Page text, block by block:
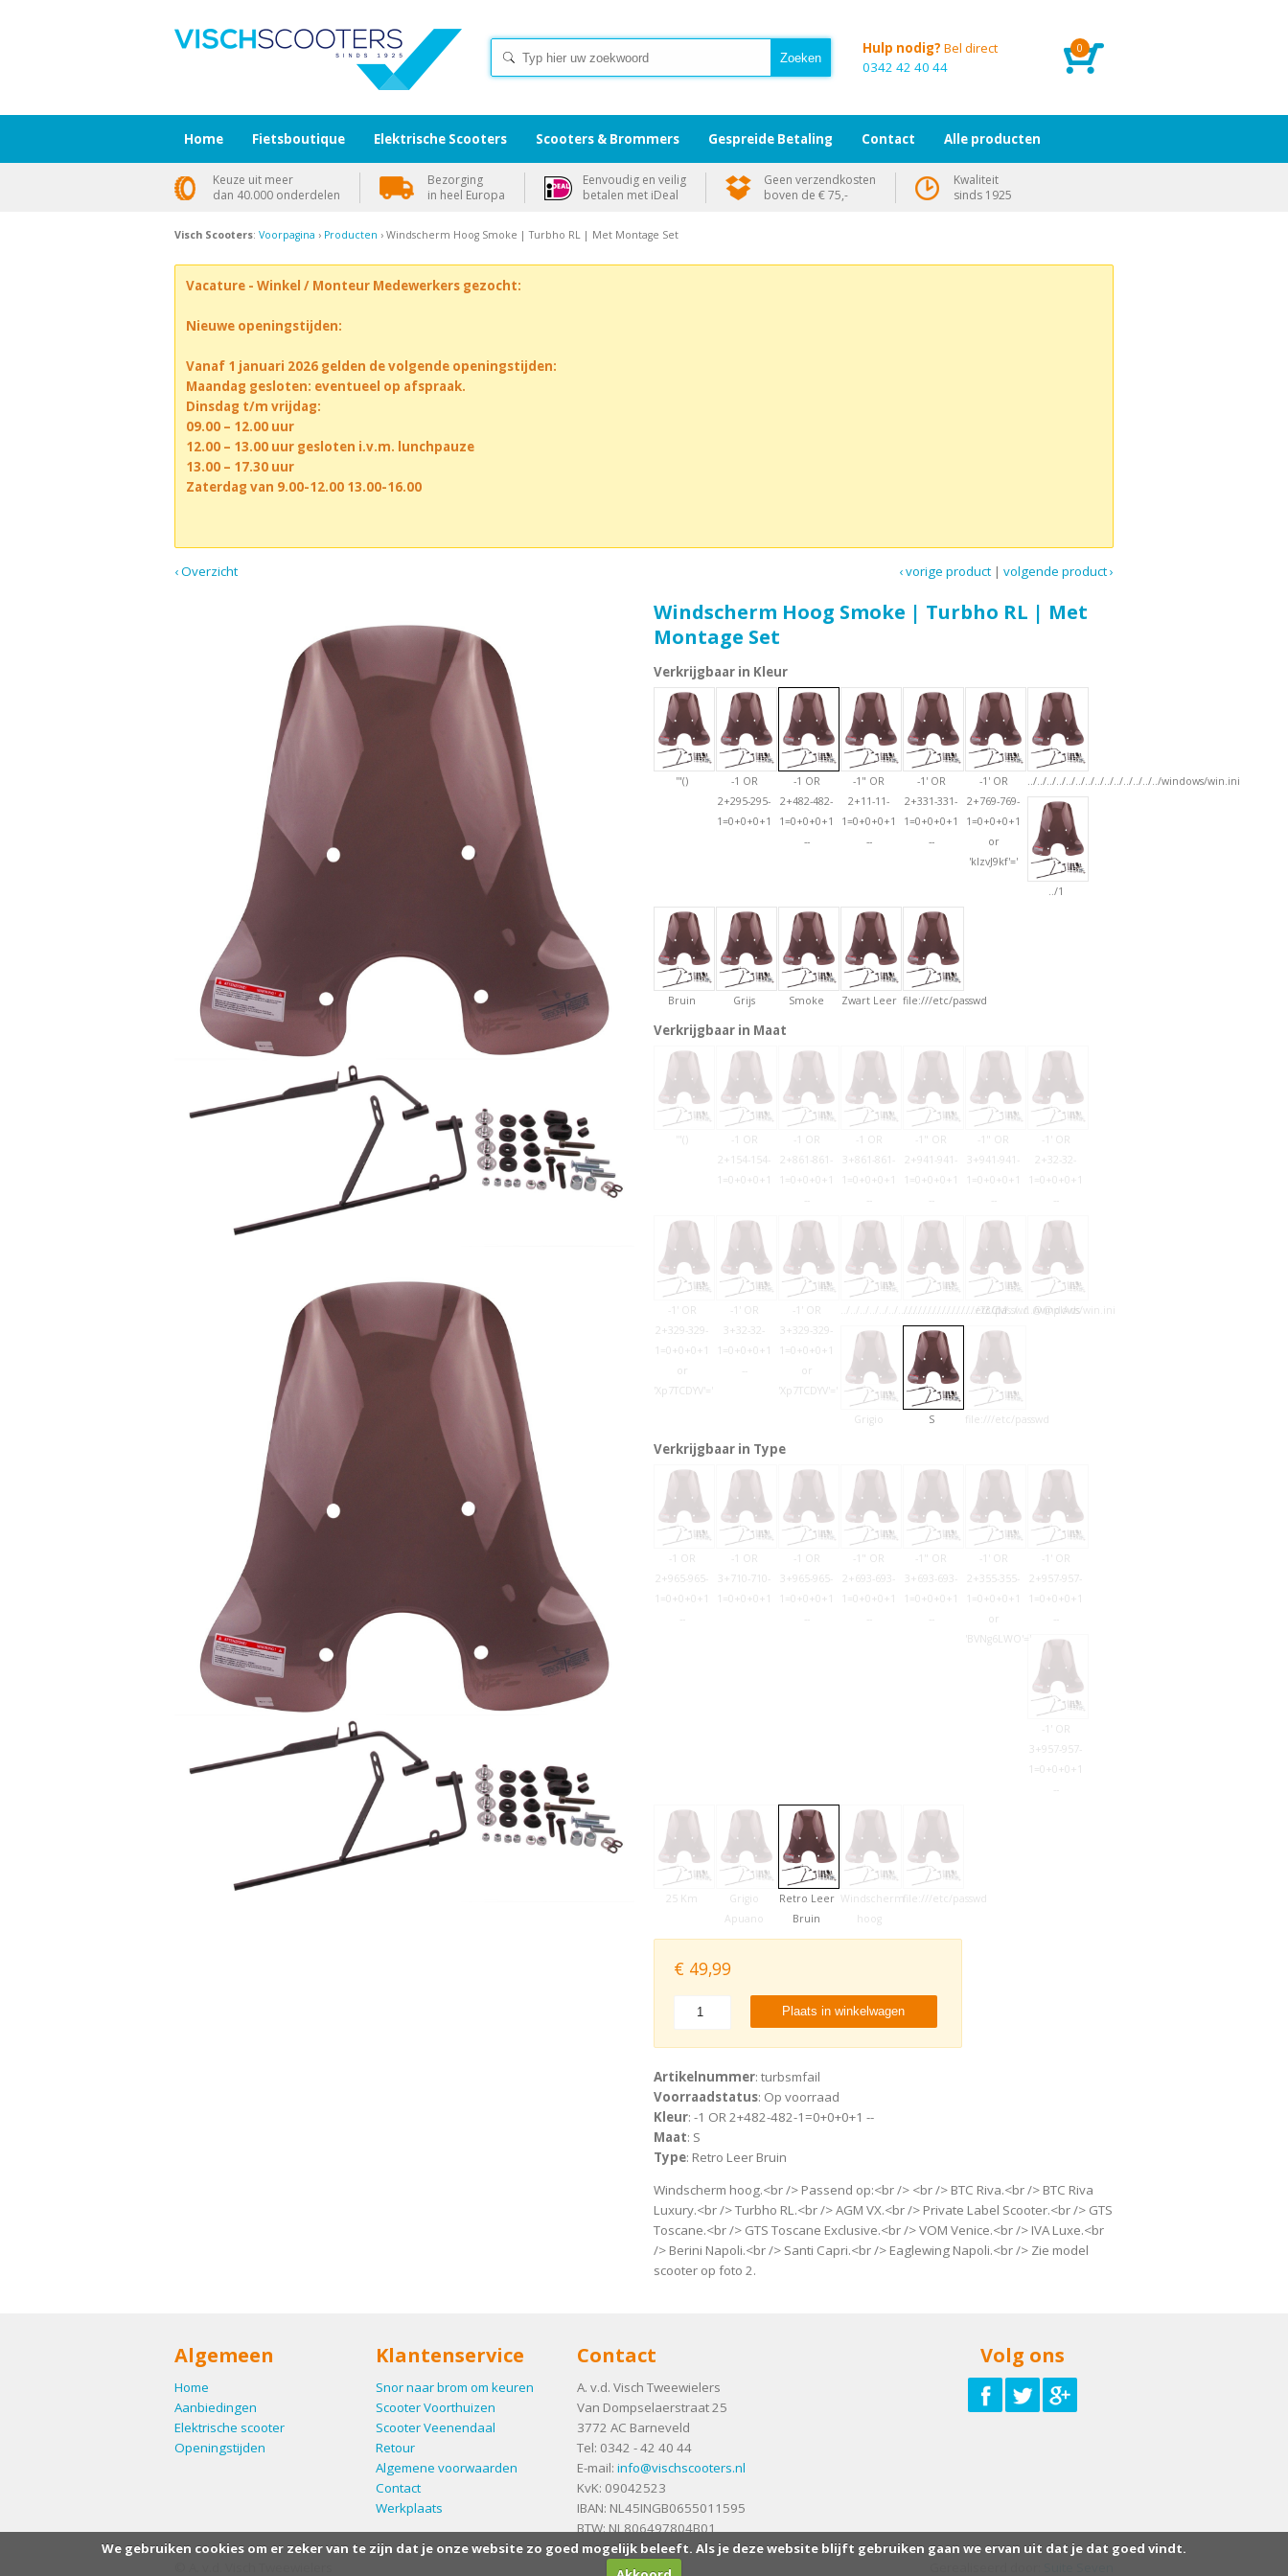
0
Hulp nodig? Bel direct
0342 42 40 44
Visch Scooters: Voorpagina › Producten › Windscherm Hoog Smoke | Turbho RL | Met Montage Set
Vacature - Winkel / Monteur Medewerkers gezocht:
Nieuwe openingstijden:
Vanaf 1 januari 2026 gelden de volgende openingstijden:
Maandag gesloten: eventueel op afspraak.
Dinsdag t/m vrijdag:
09.00 – 12.00 uur
12.00 – 13.00 uur gesloten i.v.m. lunchpauze
13.00 – 17.30 uur
Zaterdag van 9.00-12.00 13.00-16.00
‹ Overzicht volgende product ›
|
‹ vorige product
Windscherm Hoog Smoke | Turbho RL | Met
Montage Set
Verkrijgbaar in Kleur
'"()
-1 OR
2+295-295-
1=0+0+0+1
-1 OR
2+482-482-
1=0+0+0+1
--
-1" OR
2+11-11-
1=0+0+0+1
--
-1' OR
2+331-331-
1=0+0+0+1
--
-1' OR
2+769-769-
1=0+0+0+1
or
'klzvJ9kf'='
../../../../../../../../../../../../../../windows/win.ini
../1
Bruin Grijs Smoke Zwart Leer file:///etc/passwd
Verkrijgbaar in Maat
'"()
-1 OR
2+154-154-
1=0+0+0+1
-1 OR
2+861-861-
1=0+0+0+1
-1 OR
3+861-861-
1=0+0+0+1
-1" OR
2+941-941-
1=0+0+0+1
-1" OR
3+941-941-
1=0+0+0+1
-1' OR
2+32-32-
1=0+0+0+1
-1' OR
2+329-329-
1=0+0+0+1
or
'Xp7TCDYV'='
-1' OR
3+32-32-
1=0+0+0+1
-1' OR
3+329-329-
1=0+0+0+1
or
'Xp7TCDYV'='
../../../../../../../../../../../../../../etc/passwd
../../../../../../../../../../../../../../windows/win.ini
73CM @@plAds
Grigio S file:///etc/passwd
Verkrijgbaar in Type
-1 OR
2+965-965-
1=0+0+0+1
-1 OR
3+710-710-
1=0+0+0+1
-1 OR
3+965-965-
1=0+0+0+1
-1" OR
2+693-693-
1=0+0+0+1
-1" OR
3+693-693-
1=0+0+0+1
-1' OR
2+355-355-
1=0+0+0+1
or
'BVNg6LWO'='
-1' OR
2+957-957-
1=0+0+0+1
-1' OR
3+957-957-
1=0+0+0+1
25 Km
Grigio
Apuano
Retro Leer
Bruin
Windscherm
hoog
file:///etc/passwd
€ 49,99
Plaats in winkelwagen
Artikelnummer: turbsmfail
Voorraadstatus: Op voorraad
Kleur: -1 OR 2+482-482-1=0+0+0+1 --
Maat: S
Type: Retro Leer Bruin
Windscherm hoog.<br /> Passend op:<br /> <br /> BTC Riva.<br /> BTC Riva
Luxury.<br /> Turbho RL.<br /> AGM VX.<br /> Private Label Scooter.<br /> GTS
Toscane.<br /> GTS Toscane Exclusive.<br /> VOM Venice.<br /> IVA Luxe.<br
/> Berini Napoli.<br /> Santi Capri.<br /> Eaglewing Napoli.<br /> Zie model
scooter op foto 2.
Algemeen
Home
Aanbiedingen
Elektrische scooter
Openingstijden
Klantenservice
Snor naar brom om keuren
Scooter Voorthuizen
Scooter Veenendaal
Retour
Algemene voorwaarden
Contact
Werkplaats
Contact
A. v.d. Visch Tweewielers
Van Dompselaerstraat 25
3772 AC Barneveld
Tel: 0342 - 42 40 44
E-mail: info@vischscooters.nl
KvK: 09042523
IBAN: NL45INGB0655011595
BTW: NL806497804B01
Volg ons
Home Fietsboutique Elektrische Scooters Scooters & Brommers Gespreide Betaling Contact Alle producten
Keuze uit meer
dan 40.000 onderdelen
Bezorging
in heel Europa
Eenvoudig en veilig
betalen met iDeal
Geen verzendkosten
boven de € 75,-
Kwaliteit
sinds 1925
We gebruiken cookies om er zeker van te zijn dat je onze website zo goed mogelijk beleeft. Als je deze website blijft gebruiken gaan we ervan uit dat je dat goed vindt.